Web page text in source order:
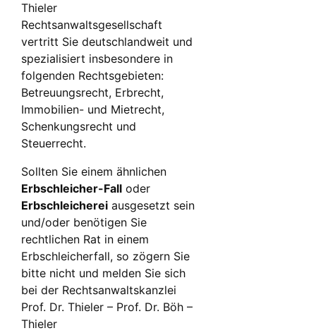
Thieler
Rechtsanwaltsgesellschaft
vertritt Sie deutschlandweit und
spezialisiert insbesondere in
folgenden Rechtsgebieten:
Betreuungsrecht, Erbrecht,
Immobilien- und Mietrecht,
Schenkungsrecht und
Steuerrecht.
Sollten Sie einem ähnlichen
Erbschleicher-Fall oder
Erbschleicherei ausgesetzt sein
und/oder benötigen Sie
rechtlichen Rat in einem
Erbschleicherfall, so zögern Sie
bitte nicht und melden Sie sich
bei der Rechtsanwaltskanzlei
Prof. Dr. Thieler – Prof. Dr. Böh –
Thieler